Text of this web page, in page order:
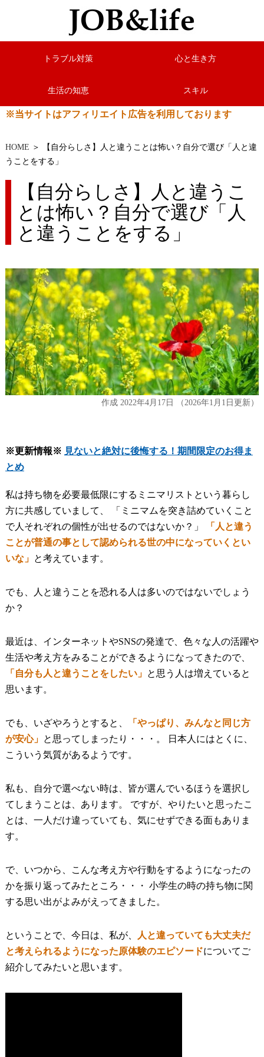
トラブル対策 心と生き方
生活の知恵 スキル
※当サイトはアフィリエイト広告を利用しております
HOME ＞ 【自分らしさ】人と違うことは怖い？自分で選び「人と違
うことをする」
【自分らしさ】人と違うこ
とは怖い？自分で選び「人
と違うことをする」
作成 2022年4月17日 （2026年1月1日更新）
※更新情報※ 見ないと絶対に後悔する！期間限定のお得ま
とめ
私は持ち物を必要最低限にするミニマリストという暮らし
方に共感していまして、 「ミニマムを突き詰めていくこと
で人それぞれの個性が出せるのではないか？」
「人と違う
ことが普通の事として認められる世の中になっていくとい
いな」 と考えています。
でも、人と違うことを恐れる人は多いのではないでしょう
か？
最近は、インターネットやSNSの発達で、色々な人の活躍や
生活や考え方をみることができるようになってきたので、
「自分も人と違うことをしたい」 と思う人は増えていると
思います。
でも、いざやろうとすると、
「やっぱり、みんなと同じ方
が安心」 と思ってしまったり・・・。 日本人にはとくに、
こういう気質があるようです。
私も、自分で選べない時は、皆が選んでいるほうを選択し
てしまうことは、あります。 ですが、やりたいと思ったこ
とは、一人だけ違っていても、気にせずできる面もありま
す。
で、いつから、こんな考え方や行動をするようになったの
かを振り返ってみたところ・・・ 小学生の時の持ち物に関
する思い出がよみがえってきました。
ということで、今日は、私が、
人と違っていても大丈夫だ
と考えられるようになった原体験のエピソードについてご
紹介してみたいと思います。